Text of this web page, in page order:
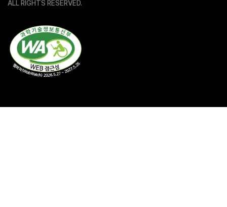
ALL RIGHTS RESERVED.